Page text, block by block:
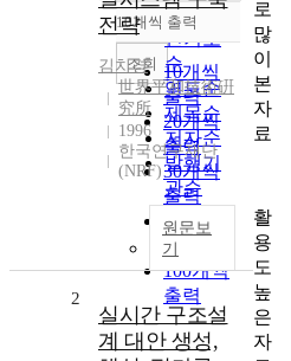
순
인기도
순
연도순
제목순
저자순
발행기
관순
내림차순
10개씩 출력
10개씩
출력
20개씩
출력
30개씩
출력
50개씩
출력
100개씩
출력
조회
전략
김치경
世界平和技術硏
究所
1996
한국연구재단
(NRF)
원문보
기
2
실시간 구조설
계 대안 생성,
로
많
이
본
자
료
활
용
도
높
은
자